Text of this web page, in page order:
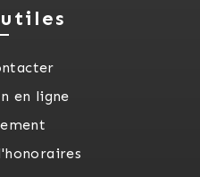
en ligne